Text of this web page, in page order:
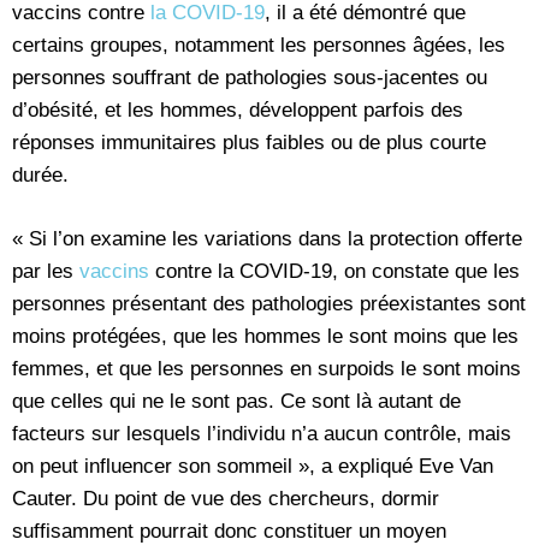
vaccins contre la COVID-19, il a été démontré que
certains groupes, notamment les personnes âgées, les
personnes souffrant de pathologies sous-jacentes ou
d’obésité, et les hommes, développent parfois des
réponses immunitaires plus faibles ou de plus courte
durée.
« Si l’on examine les variations dans la protection offerte
par les vaccins contre la COVID-19, on constate que les
personnes présentant des pathologies préexistantes sont
moins protégées, que les hommes le sont moins que les
femmes, et que les personnes en surpoids le sont moins
que celles qui ne le sont pas. Ce sont là autant de
facteurs sur lesquels l’individu n’a aucun contrôle, mais
on peut influencer son sommeil », a expliqué Eve Van
Cauter. Du point de vue des chercheurs, dormir
suffisamment pourrait donc constituer un moyen